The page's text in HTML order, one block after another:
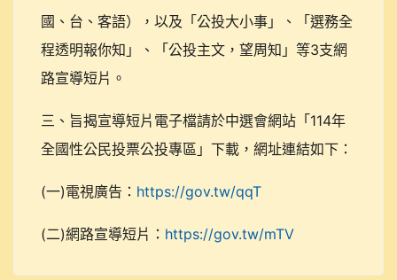
國、台、客語），以及「公投大小事」、「選務全
程透明報你知」、「公投主文，望周知」等3支網
路宣導短片。
三、旨揭宣導短片電子檔請於中選會網站「114年
全國性公民投票公投專區」下載，網址連結如下：
(一)電視廣告： https://gov.tw/qqT
(二)網路宣導短片： https://gov.tw/mTV